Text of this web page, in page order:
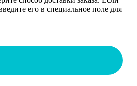
его в специальное поле для